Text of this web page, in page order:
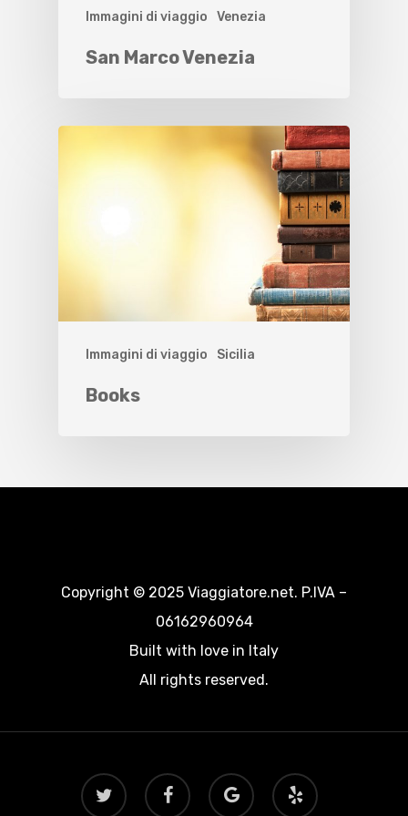
Immagini di viaggio Venezia
San Marco Venezia
Immagini di viaggio Sicilia
Books
Copyright © 2025 Viaggiatore.net. P.IVA –
06162960964
Built with love in Italy
All rights reserved.
twitter facebook
google-
plus
yelp